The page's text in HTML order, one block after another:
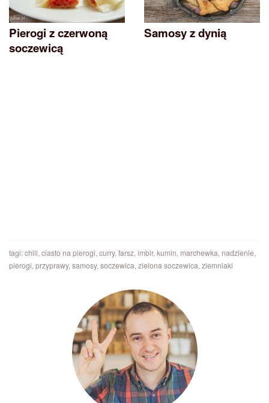
Pierogi z czerwoną
soczewicą
Samosy z dynią
tagi:chili, ciasto na pierogi, curry, farsz, imbir, kumin, marchewka, nadzienie,
pierogi, przyprawy, samosy, soczewica, zielona soczewica, ziemniaki